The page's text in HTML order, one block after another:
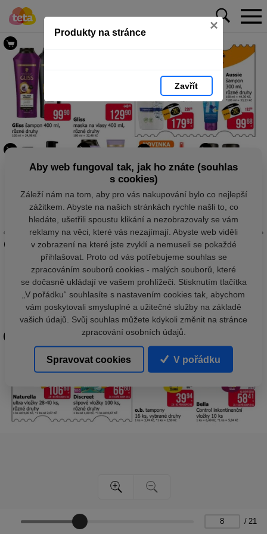
Produkty na stránce ×
Zavřít
/ 21
Aby web fungoval tak, jak ho znáte (souhlas
s cookies)
Záleží nám na tom, aby pro vás nakupování bylo co nejlepší
zážitkem. Abyste na našich stránkách rychle našli to, co
hledáte, ušetřili spoustu klikání a nezobrazovaly se vám
reklamy na věci, které vás nezajímají. Abyste web viděli
v zobrazení na které jste zvyklí a nemuseli se pokaždé
přihlašovat. Proto od vás potřebujeme souhlas se
zpracováním souborů cookies - malých souborů, které
se dočasně ukládají ve vašem prohlížeči. Stisknutím tlačítka
„V pořádku“ souhlasíte s nastavením cookies tak, abychom
vám poskytovali smysluplné a užitečné služby na základě
vašich údajů. Svůj souhlas můžete kdykoli změnit na stránce
zpracování osobních údajů.
Spravovat cookies V pořádku